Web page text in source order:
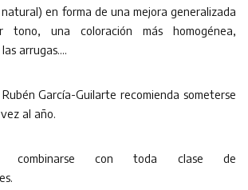
en forma de una mejora generalizada
una coloración más homogénea,
arrugas….
García-Guilarte recomienda someterse
al año.
combinarse con toda clase de